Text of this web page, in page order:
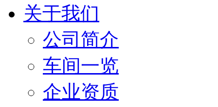
关于我们
公司简介
车间一览
企业资质